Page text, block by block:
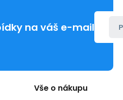
na váš e-mail
Vše o nákupu